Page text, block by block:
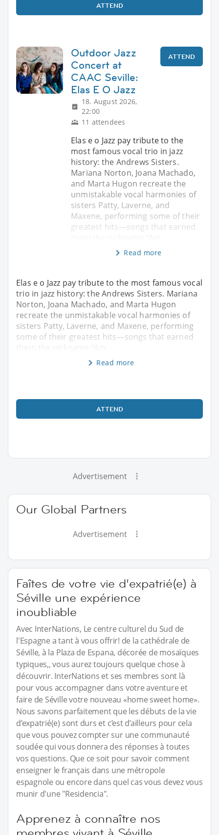
ATTEND
Outdoor Jazz
Concert at
CAAC Seville:
Elas E O Jazz
18. August 2026,
22:00
11 attendees
ATTEND
Elas e o Jazz pay tribute to the
most famous vocal trio in jazz
history: the Andrews Sisters.
Mariana Norton, Joana Machado,
and Marta Hugon recreate the
unmistakable vocal harmonies of
sisters Patty, Laverne, and
Maxene, performing some of their
greatest hits—songs that earned
Read more
Elas e o Jazz pay tribute to the most famous vocal
trio in jazz history: the Andrews Sisters. Mariana
Norton, Joana Machado, and Marta Hugon
recreate the unmistakable vocal harmonies of
sisters Patty, Laverne, and Maxene, performing
some of their greatest hits—songs that earned
Read more
ATTEND
Advertisement
Our Global Partners
Advertisement
Faîtes de votre vie d’expatrié(e) à
Séville une expérience
inoubliable
Avec InterNations, Le centre culturel du Sud de
l'Espagne a tant à vous offrir! de la cathédrale de
Séville, à la Plaza de Espana, décorée de mosaïques
typiques,, vous aurez toujours quelque chose à
découvrir. InterNations et ses membres sont là
pour vous accompagner dans votre aventure et
faire de Séville votre nouveau «home sweet home».
Nous savons parfaitement que les débuts de la vie
d’expatrié(e) sont durs et c’est d’ailleurs pour cela
que vous pouvez compter sur une communauté
soudée qui vous donnera des réponses à toutes
vos questions. Que ce soit pour savoir comment
enseigner le français dans une métropole
espagnole ou encore dans quel cas vous devez vous
munir d'une "Residencia".
Apprenez à connaître nos